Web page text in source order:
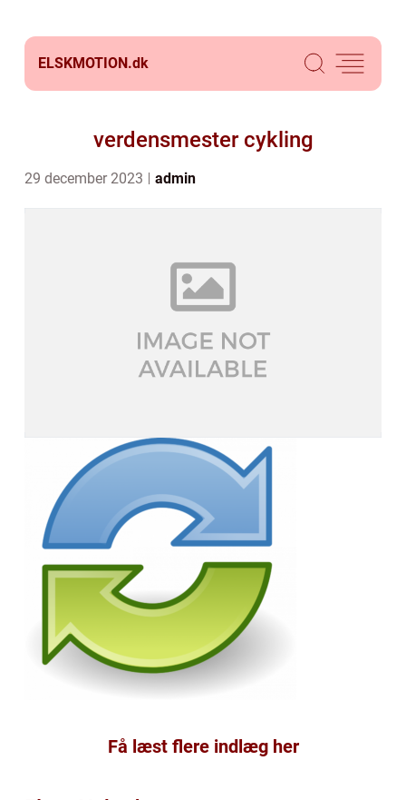
ELSKMOTION.dk
verdensmester cykling
29 december 2023 admin
Få læst flere indlæg her